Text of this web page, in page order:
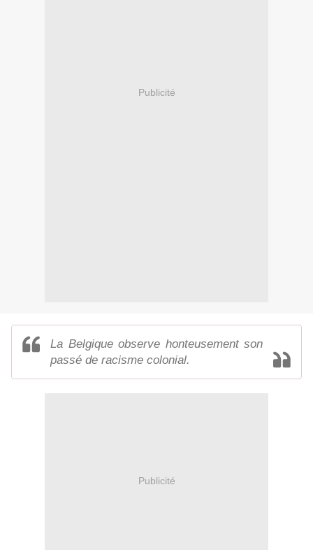
Publicité
La Belgique observe honteusement son
passé de racisme colonial.
Publicité